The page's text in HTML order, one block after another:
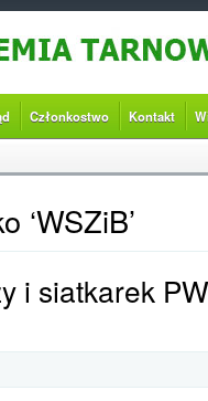
Członkostwo Kontakt
‘WSZiB’
i siatkarek